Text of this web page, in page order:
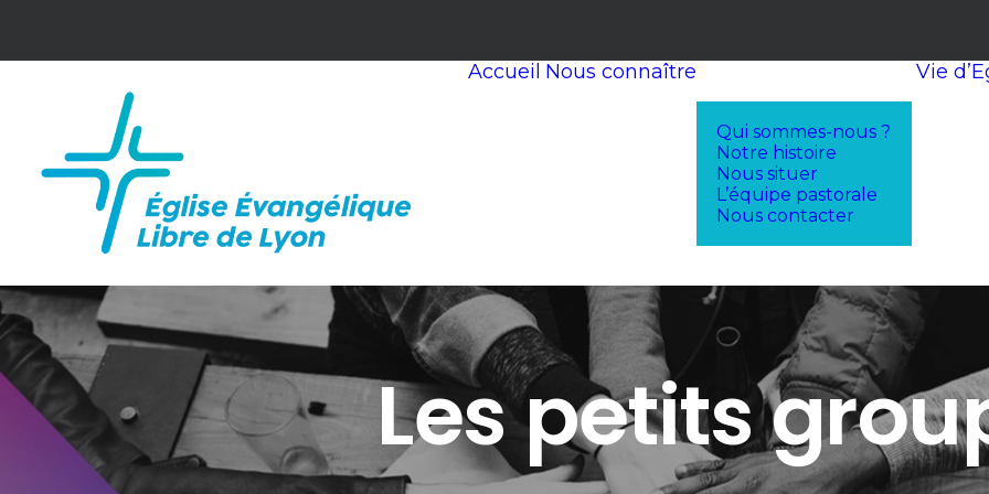
Accueil Nous connaître
Qui sommes-nous ?
Notre histoire
Nous situer
L’équipe pastorale
Nous contacter
Vie
Les petits